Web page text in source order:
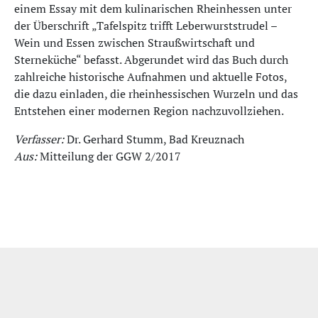
einem Essay mit dem kulinarischen Rheinhessen unter
der Überschrift „Tafelspitz trifft Leberwurststrudel –
Wein und Essen zwischen Straußwirtschaft und
Sterneküche“ befasst. Abgerundet wird das Buch durch
zahlreiche historische Aufnahmen und aktuelle Fotos,
die dazu einladen, die rheinhessischen Wurzeln und das
Entstehen einer modernen Region nachzuvollziehen.
Verfasser:Dr. Gerhard Stumm, Bad Kreuznach
Aus:Mitteilung der GGW 2/2017